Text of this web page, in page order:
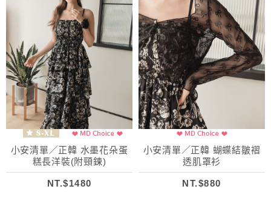
小安清單／正韓 水墨花朵蛋
糕長洋裝(附頸鍊)
NT.$1480
小安清單／正韓 蝴蝶結皺褶
透肌罩衫
NT.$880